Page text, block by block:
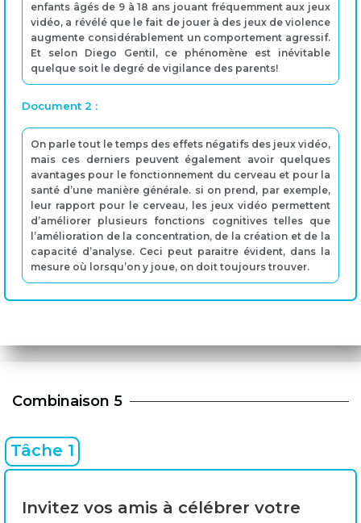
enfants âgés de 9 à 18 ans jouant fréquemment aux jeux
vidéo, a révélé que le fait de jouer à des jeux de violence
augmente considérablement un comportement agressif.
Et selon Diego Gentil, ce phénomène est inévitable
quelque soit le degré de vigilance des parents!
Document 2 :
On parle tout le temps des effets négatifs des jeux vidéo,
mais ces derniers peuvent également avoir quelques
avantages pour le fonctionnement du cerveau et pour la
santé d’une manière générale. si on prend, par exemple,
leur rapport pour le cerveau, les jeux vidéo permettent
d’améliorer plusieurs fonctions cognitives telles que
l’amélioration de la concentration, de la création et de la
capacité d’analyse. Ceci peut paraitre évident, dans la
mesure où lorsqu’on y joue, on doit toujours trouver.
Combinaison 5
Tâche 1
Invitez vos amis à célébrer votre